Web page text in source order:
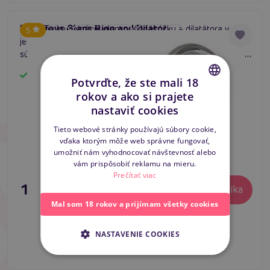
5
You2Toys Glans Ring and Dilator
19,80 € Do košíka
Unikátna kombinácia glansového krúžku a dilatátora v
jednom produkte. Zažite intenzívne pocity z oboch funkcií
súčasne. Fialový krúžok obopne žaluď, strieborný dilatátor
sa jemne zasunie do močovej trubice.
#penis kolík #uretrálny plug #steel plug
CZECH
ENGLISH
Potvrďte, že ste mali 18
rokov a ako si prajete
nastaviť cookies
Tieto webové stránky používajú súbory cookie,
vďaka ktorým môže web správne fungovať,
umožniť nám vyhodnocovať návštevnosť alebo
vám prispôsobiť reklamu na mieru.
Prečítať viac
Mal som 18 rokov a prijímam všetky cookies
NASTAVENIE COOKIES